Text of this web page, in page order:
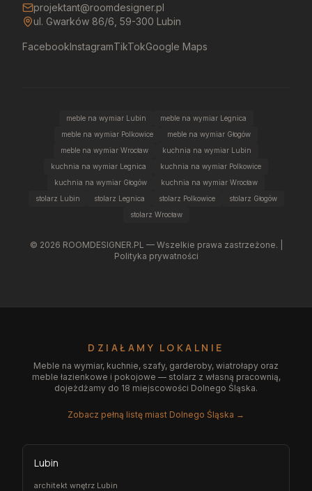
projektant@roomdesigner.pl
ul. Gwarków 86/6, 59-300 Lubin
FacebookInstagramTikTokGoogle Maps
meble na wymiar Lubin
meble na wymiar Legnica
meble na wymiar Polkowice
meble na wymiar Głogów
meble na wymiar Wrocław
kuchnia na wymiar Lubin
kuchnia na wymiar Legnica
kuchnia na wymiar Polkowice
kuchnia na wymiar Głogów
kuchnia na wymiar Wrocław
stolarz Lubin
stolarz Legnica stolarz Polkowice
stolarz Głogów
stolarz Wrocław
© 2026 ROOMDESIGNER.PL — Wszelkie prawa zastrzeżone. |
Polityka prywatności
DZIAŁAMY LOKALNIE
Meble na wymiar, kuchnie, szafy, garderoby, wiatrołapy oraz
meble łazienkowe i pokojowe — stolarz z własną pracownią,
dojeżdżamy do 18 miejscowości Dolnego Śląska.
Zobacz pełną listę miast Dolnego Śląska →
Lubin
architekt wnętrz Lubin